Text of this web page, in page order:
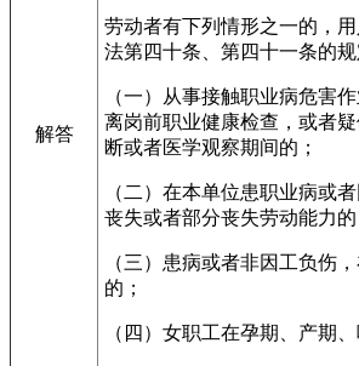
解答
劳动者有下列情形之一的，
法第四十条、第四十一条的规
（一）从事接触职业病危害
离岗前职业健康检查，或者
断或者医学观察期间的；
（二）在本单位患职业病或
丧失或者部分丧失劳动能力的
（三）患病或者非因工负伤
的；
（四）女职工在孕期、产期、